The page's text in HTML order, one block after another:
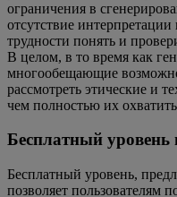
ограничения в
отсутствие
трудности понять и
В целом, в то время как
многообещающие
рассмотреть этические и
чем полностью их
Бесплатный
Бесплатный уровень,
позволяет пользователям